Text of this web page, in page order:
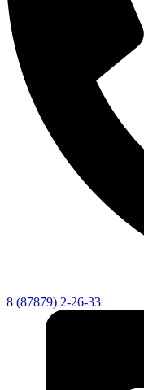
Социальные
видеоролики
8 (87879) 2-26-33